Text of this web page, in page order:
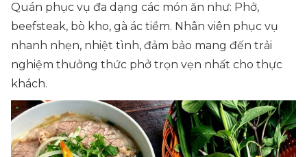
Quán phục vụ đa dạng các món ăn như: Phở,
beefsteak, bò kho, gà ác tiềm. Nhân viên phục vụ
nhanh nhẹn, nhiệt tình, đảm bảo mang đến trải
nghiệm thưởng thức phở trọn vẹn nhất cho thực
khách.